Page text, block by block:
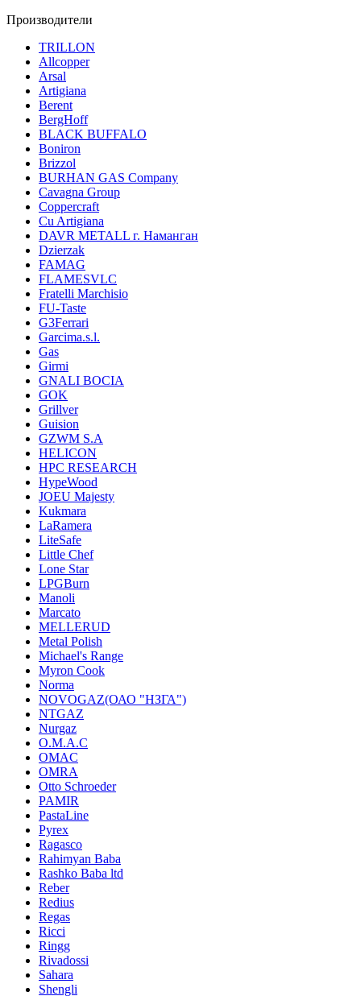
Производители
TRILLON
Allcopper
Arsal
Artigiana
Berent
BergHoff
BLACK BUFFALO
Boniron
Brizzol
BURHAN GAS Company
Cavagna Group
Coppercraft
Cu Artigiana
DAVR METALL г. Наманган
Dzierzak
FAMAG
FLAMESVLC
Fratelli Marchisio
FU-Taste
G3Ferrari
Garcima.s.l.
Gas
Girmi
GNALI BOCIA
GOK
Grillver
Guision
GZWM S.A
HELICON
HPC RESEARCH
HypeWood
JOEU Majesty
Kukmara
LaRamera
LiteSafe
Little Chef
Lone Star
LPGBurn
Manoli
Marcato
MELLERUD
Metal Polish
Michael's Range
Myron Cook
Norma
NOVOGAZ(ОАО "НЗГА")
NTGAZ
Nurgaz
O.M.A.C
OMAC
OMRA
Otto Schroeder
PAMIR
PastaLine
Pyrex
Ragasco
Rahimyan Baba
Rashko Baba ltd
Reber
Redius
Regas
Ricci
Ringg
Rivadossi
Sahara
Shengli